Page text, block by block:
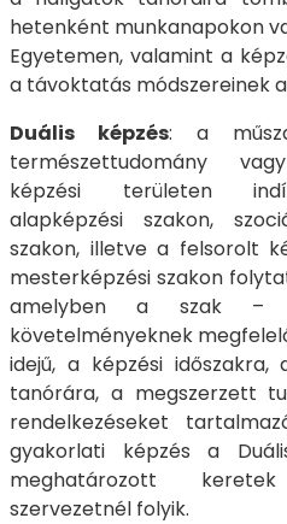
hetenként munkanapokon
Egyetemen, valamint a
a távoktatás módszereinek
Duális képzés: a
természettudomány
képzési területen
alapképzési szakon,
szakon, illetve a felsorolt
mesterképzési szakon
amelyben a szak –
követelményeknek
idejű, a képzési
tanórára, a megszerzett
rendelkezéseket
gyakorlati képzés a
meghatározott
szervezetnél folyik.